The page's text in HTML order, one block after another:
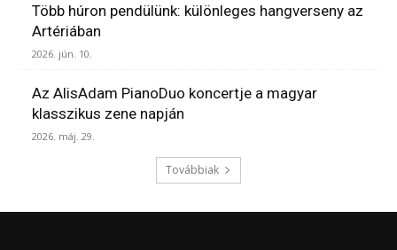
Több húron pendülünk: különleges hangverseny az
Artériában
2026. jún. 10.
Az AlisAdam PianoDuo koncertje a magyar
klasszikus zene napján
2026. máj. 29.
Továbbiak